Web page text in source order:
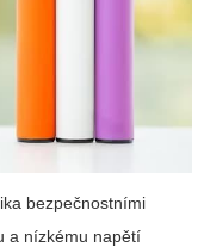
bezpečnostními
a nízkému napětí